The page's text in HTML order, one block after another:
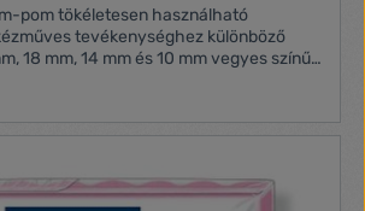
használható
tevékenységhez különböző
14 mm és 10 mm vegyes színű